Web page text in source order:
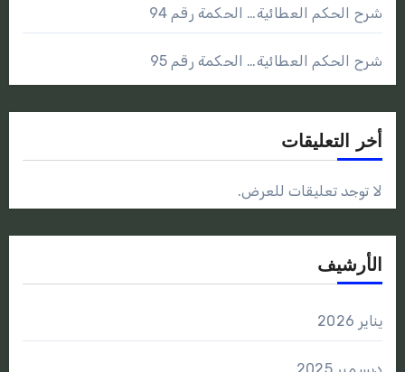
شرح الحكم العطائية… الحكمة رقم 94
شرح الحكم العطائية… الحكمة رقم 95
أخر التعليقات
لا توجد تعليقات للعرض.
الأرشيف
يناير 2026